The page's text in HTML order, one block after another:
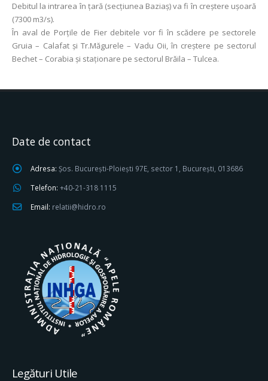
Debitul la intrarea în ţară (secţiunea Baziaş) va fi în creștere ușoară
(7300 m3/s).
În aval de Porţile de Fier debitele vor fi în scădere pe sectorele
Gruia – Calafat şi Tr.Măgurele – Vadu Oii, în creştere pe sectorul
Bechet – Corabia și staţionare pe sectorul Brăila – Tulcea.
Date de contact
Adresa: Șos. București-Ploiești 97E, sector 1, București, 013686
Telefon: +40-21-318 1115
Email: relatii@hidro.ro
Legături Utile